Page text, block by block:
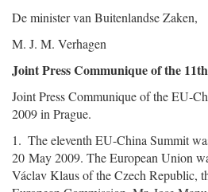
De minister van Buitenlandse Zaken,
M. J. M. Verhagen
Joint Press Communique of the
Joint Press Communique of the EU-
2009 in Prague.
1. The eleventh EU-China Summit
20 May 2009. The European Union
Václav Klaus of the Czech Republic,